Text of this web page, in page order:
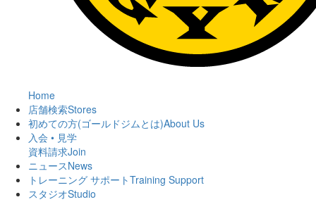
Home
店舗検索Stores
初めての方(ゴールドジムとは)About Us
入会 • 見学
資料請求Join
ニュースNews
トレーニング サポートTraining Support
スタジオStudio